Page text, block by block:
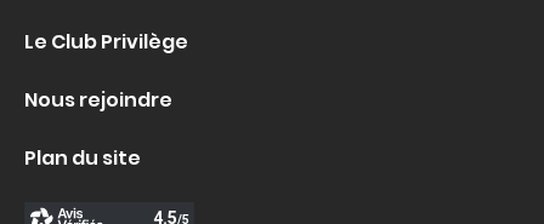
Le Club Privilège
Nous rejoindre
Plan du site